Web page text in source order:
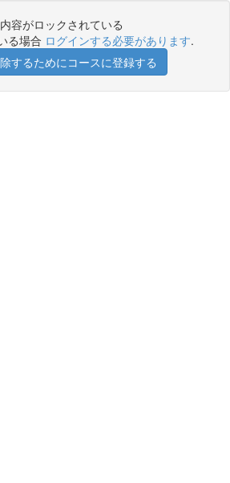
容がロックされている
る場合 ログインする必要があります.
するためにコースに登録する